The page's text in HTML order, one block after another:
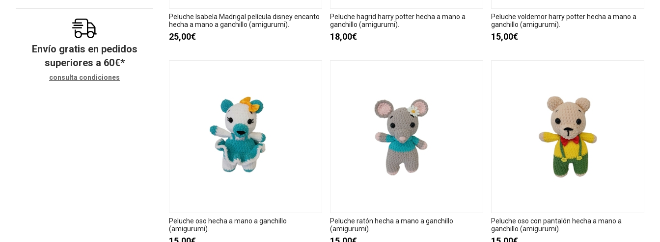
Peluche Isabela Madrigal película disney encanto
hecha a mano a ganchillo (amigurumi).
25,00€
Peluche hagrid harry potter hecha a mano a
ganchillo (amigurumi).
18,00€
Peluche voldemor harry potter hecha a mano a
ganchillo (amigurumi).
15,00€
Peluche oso hecha a mano a ganchillo
(amigurumi).
Peluche ratón hecha a mano a ganchillo
(amigurumi).
Peluche oso con pantalón hecha a mano a
ganchillo (amigurumi).
Envío gratis en pedidos
superiores a 60€*
consulta condiciones